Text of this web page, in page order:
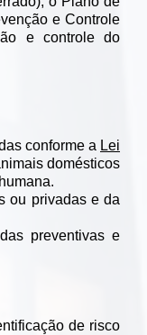
e Controle
e controle do
conforme a Lei
domésticos
ou privadas e da
preventivas e
de risco